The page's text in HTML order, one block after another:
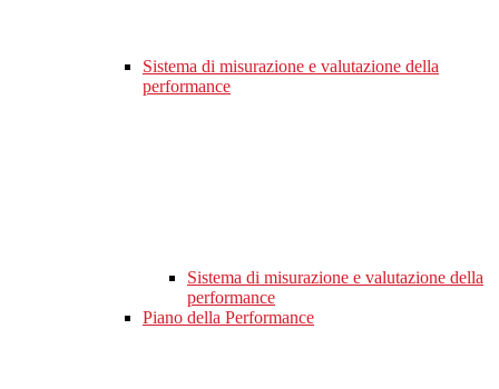
Sistema di misurazione e valutazione della
performance
Sistema di misurazione e valutazione della
performance
Piano della Performance